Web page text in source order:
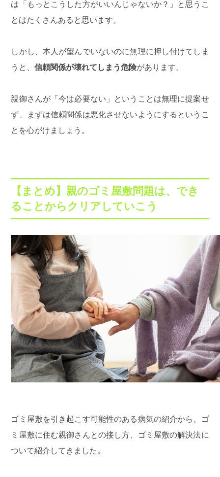
は「もっとこうした方がいいんじゃないか？」と思うこ
とはたくさんあると思います。
しかし、本人が望んでいないのに無理に押し付けてしま
うと、信頼関係が壊れてしまう危険があります。
親御さんが「今は必要ない」ということは無理に提案せ
ず、まずは信頼関係は悪化させないようにするというこ
とを心がけましょう。
【まとめ】親のゴミ屋敷問題は、でき
ることからクリアしていこう
ゴミ屋敷を引き起こす可能性のある病気の紹介から、ゴ
ミ屋敷に住む親御さんとの接し方、ゴミ屋敷の解決法に
ついて紹介してきました。